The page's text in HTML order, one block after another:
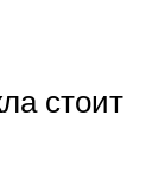
стоит